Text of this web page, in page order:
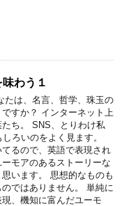
わう１
たは、名言、哲学、珠玉の
すか？ インターネット上
ち。 SNS、とりわけ私
ろいのをよく見ます。
るので、英語で表現され
モアのあるストーリーな
います。 思想的なものも
ではありません。 単純に
、機知に富んだユーモ